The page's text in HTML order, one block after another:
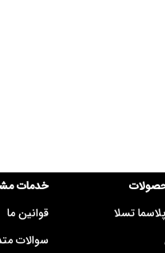
تسلا
خدمات
قوانین ما
سوالات